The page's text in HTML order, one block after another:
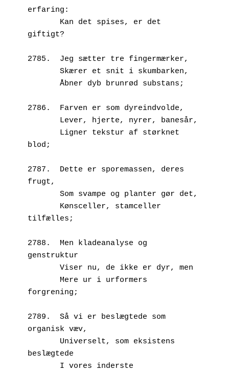
erfaring:
giftigt?
2785.  Jeg sætter tre fingermærker,
       Skærer et snit i skumbarken,
       Åbner dyb brunrød substans;
2786.  Farven er som dyreindvolde,
       Lever, hjerte, nyrer, banesår,
blod;
2787.  Dette er sporemassen, deres
frugt,
       Som svampe og planter gør det,
tilfælles;
2788.  Men kladeanalyse og
genstruktur
       Viser nu, de ikke er dyr, men
forgrening;
2789.  Så vi er beslægtede som
organisk væv,
beslægtede